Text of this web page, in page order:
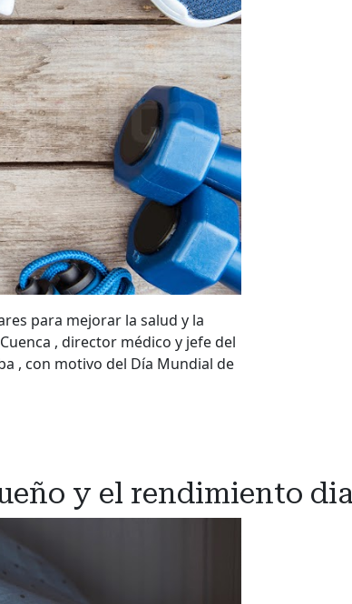
para mejorar la salud y la
, director médico y jefe del
, con motivo del Día Mundial de
y el rendimiento